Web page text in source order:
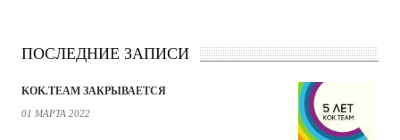
ПОСЛЕДНИЕ ЗАПИСИ
KOK.TEAM ЗАКРЫВАЕТСЯ
01 МАРТА 2022